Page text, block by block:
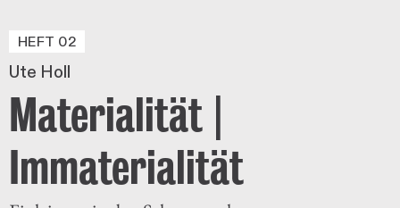
HEFT 02
Ute Holl
Materialität |
Immaterialität